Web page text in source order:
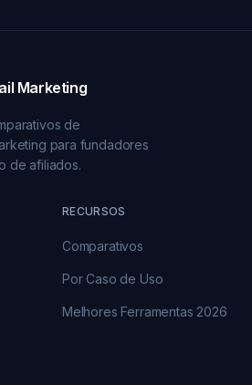
Marketing
de
para fundadores
de afiliados.
RECURSOS
Comparativos
Por Caso de Uso
Melhores Ferramentas 2026